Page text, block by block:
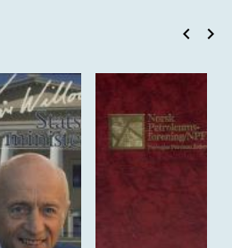
navigate_before navigate_next